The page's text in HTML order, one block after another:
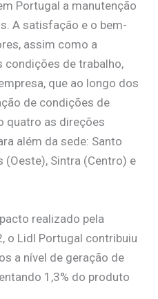
Portugal a manutenção
A satisfação e o bem-
assim como a
condições de trabalho,
que ao longo dos
de condições de
quatro as direções
além da sede: Santo
(Oeste), Sintra (Centro) e
realizado pela
o Lidl Portugal contribuiu
a nível de geração de
1,3% do produto